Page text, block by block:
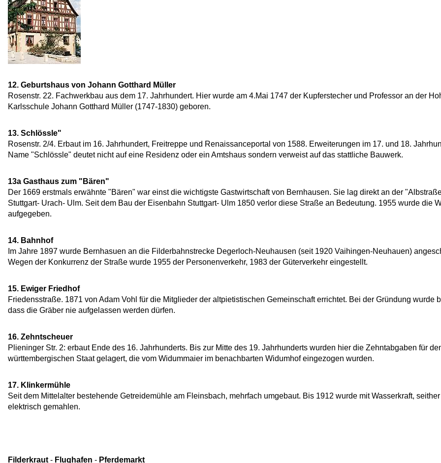
12. Geburtshaus von Johann Gotthard Müller
Rosenstr. 22. Fachwerkbau aus dem 17. Jahrhundert. Hier wurde am 4.Mai 1747 der Kupferstecher und Professor an der
Karlsschule Johann Gotthard Müller (1747-1830) geboren.
13. Schlössle"
Rosenstr. 2/4. Erbaut im 16. Jahrhundert, Freitreppe und Renaissanceportal von 1588. Erweiterungen im 17. und 18.
Name "Schlössle" deutet nicht auf eine Residenz oder ein Amtshaus sondern verweist auf das stattliche Bauwerk.
13a Gasthaus zum "Bären"
Der 1669 erstmals erwähnte "Bären" war einst die wichtigste Gastwirtschaft von Bernhausen. Sie lag direkt an der
Stuttgart- Urach- Ulm. Seit dem Bau der Eisenbahn Stuttgart- Ulm 1850 verlor diese Straße an Bedeutung. 1955 wurde die
aufgegeben.
14. Bahnhof
Im Jahre 1897 wurde Bernhasuen an die Filderbahnstrecke Degerloch-Neuhausen (seit 1920 Vaihingen-Neuhauen)
Wegen der Konkurrenz der Straße wurde 1955 der Personenverkehr, 1983 der Güterverkehr eingestellt.
15. Ewiger Friedhof
Friedensstraße. 1871 von Adam Vohl für die Mitglieder der altpietistischen Gemeinschaft errichtet. Bei der Gründung wurde
dass die Gräber nie aufgelassen werden dürfen.
16. Zehntscheuer
Plieninger Str. 2: erbaut Ende des 16. Jahrhunderts. Bis zur Mitte des 19. Jahrhunderts wurden hier die Zehntabgaben für
württembergischen Staat gelagert, die vom Widummaier im benachbarten Widumhof eingezogen wurden.
17. Klinkermühle
Seit dem Mittelalter bestehende Getreidemühle am Fleinsbach, mehrfach umgebaut. Bis 1912 wurde mit Wasserkraft, seither
elektrisch gemahlen.
Filderkraut - Flughafen - Pferdemarkt